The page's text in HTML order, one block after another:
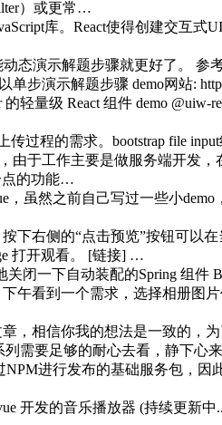
）或更常…
库。React使得创建交互
态演示解题步骤就更好了。 参
步演示解题步骤 demo网站:
轻量级 React 组件 demo @uiw-
过程的需求。bootstrap file
由于工作主要是做服务端开发
点的功能…
虽然之前自己写过一些小
下右侧的“点击预览”按钮可以
打开观看。 [链接] …
闭一下自动装配的Spring 组件
午看到一个需求，选择相册图
，相信你我的想法是一致的，
需要足够的耐心去看，静下心
进行发布的基础服务包，因
开发的音乐播放器 (持续更新中